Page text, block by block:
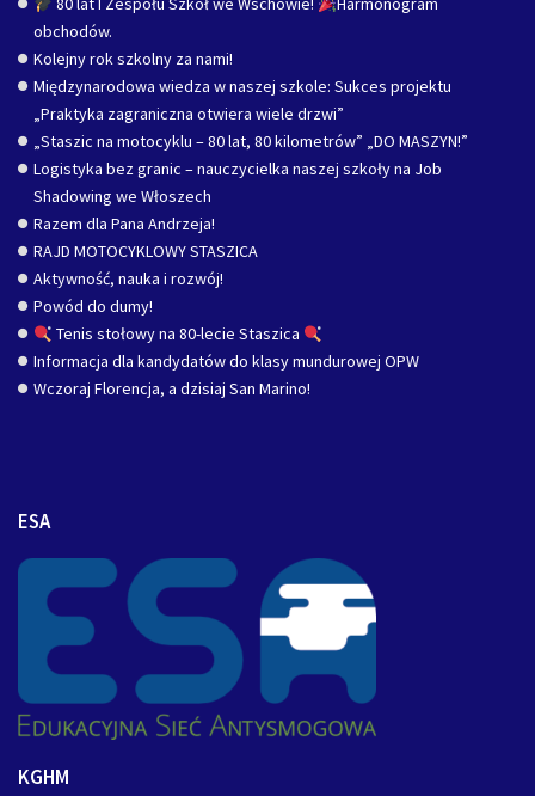
obchodów.
Kolejny rok szkolny za nami!
Międzynarodowa wiedza w naszej szkole: Sukces projektu
„Praktyka zagraniczna otwiera wiele drzwi”
„Staszic na motocyklu – 80 lat, 80 kilometrów” „DO MASZYN!”
Logistyka bez granic – nauczycielka naszej szkoły na Job
Shadowing we Włoszech
Razem dla Pana Andrzeja!
RAJD MOTOCYKLOWY STASZICA
Aktywność, nauka i rozwój!
Powód do dumy!
Tenis stołowy na 80-lecie Staszica
Informacja dla kandydatów do klasy mundurowej OPW
Wczoraj Florencja, a dzisiaj San Marino!
ESA
KGHM